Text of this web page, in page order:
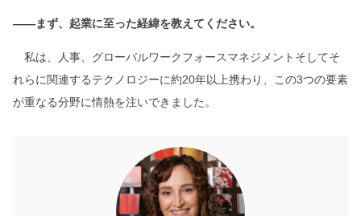
――まず、起業に至った経緯を教えてください。
私は、人事、グローバルワークフォースマネジメントそしてそ
れらに関連するテクノロジーに約20年以上携わり、この3つの要素
が重なる分野に情熱を注いできました。